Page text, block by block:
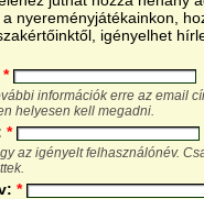
nyereményjátékainkon,
igényelhet
*
információk erre az email
helyesen kell megadni.
*
az igényelt felhasználónév.
*